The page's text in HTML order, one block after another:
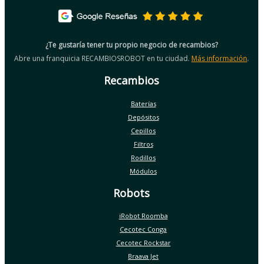
¿Te gustaría tener tu propio negocio de recambios?
Abre una franquicia RECAMBIOSROBOT en tu ciudad. Más información.
Recambios
Baterías
Depósitos
Cepillos
Filtros
Rodillos
Módulos
Robots
iRobot Roomba
Cecotec Conga
Cecotec Rockstar
Braava Jet